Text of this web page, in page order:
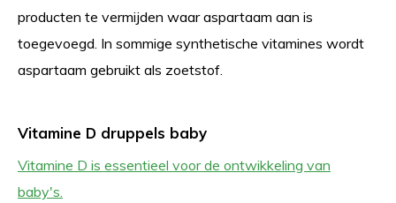
producten te vermijden waar aspartaam aan is
toegevoegd. In sommige synthetische vitamines wordt
aspartaam gebruikt als zoetstof.
Vitamine D druppels baby
Vitamine D is essentieel voor de ontwikkeling van
baby's.